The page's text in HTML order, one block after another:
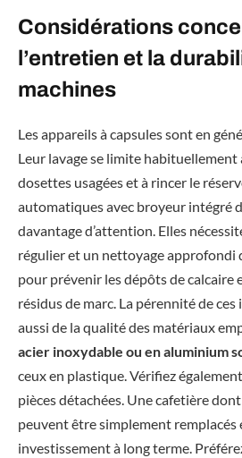
Considérations
l’entretien et la
machines
Les appareils à capsules sont en
Leur lavage se limite habituellement
dosettes usagées et à rincer le
automatiques avec broyeur intégré
davantage d’attention. Elles
régulier et un nettoyage approfondi
pour prévenir les dépôts de calcaire
résidus de marc. La pérennité de
aussi de la qualité des matériaux
acier inoxydable ou en aluminium
ceux en plastique. Vérifiez
pièces détachées. Une cafetière
peuvent être simplement remplacés
investissement à long terme.